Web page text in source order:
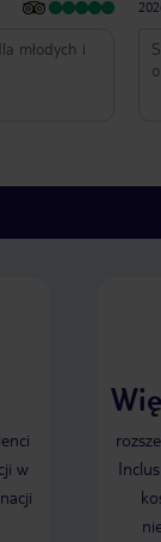
młodych i
w